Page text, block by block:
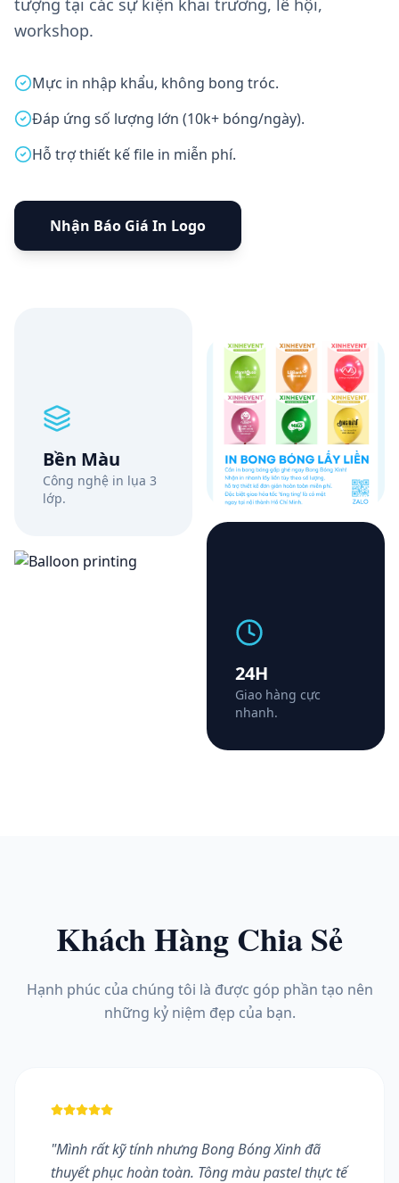
Bền Màu
Công nghệ in lụa 3
lớp.
24H
Giao hàng cực
nhanh.
workshop.
Mực in nhập khẩu, không bong tróc.
Đáp ứng số lượng lớn (10k+ bóng/ngày).
Hỗ trợ thiết kế file in miễn phí.
Nhận Báo Giá In Logo
Khách Hàng Chia Sẻ
Hạnh phúc của chúng tôi là được góp phần tạo nên
những kỷ niệm đẹp của bạn.
"Mình rất kỹ tính nhưng Bong Bóng Xinh đã
thuyết phục hoàn toàn. Tông màu pastel thực tế